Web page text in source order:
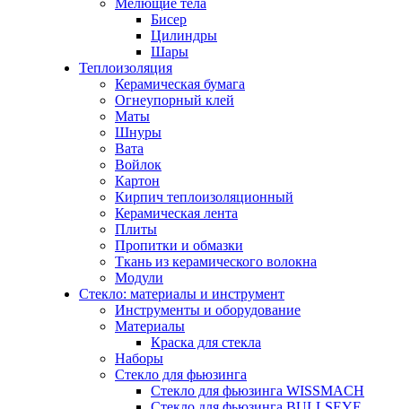
Мелющие тела
Бисер
Цилиндры
Шары
Теплоизоляция
Керамическая бумага
Огнеупорный клей
Маты
Шнуры
Вата
Войлок
Картон
Кирпич теплоизоляционный
Керамическая лента
Плиты
Пропитки и обмазки
Ткань из керамического волокна
Модули
Стекло: материалы и инструмент
Инструменты и оборудование
Материалы
Краска для стекла
Наборы
Стекло для фьюзинга
Стекло для фьюзинга WISSMACH